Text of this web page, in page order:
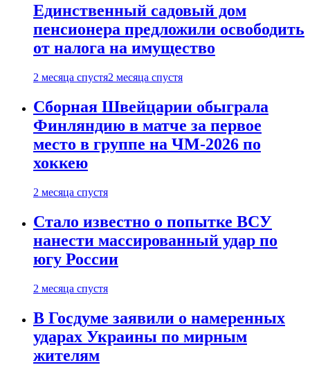
Единственный садовый дом
пенсионера предложили освободить
от налога на имущество
2 месяца спустя2 месяца спустя
Сборная Швейцарии обыграла
Финляндию в матче за первое
место в группе на ЧМ-2026 по
хоккею
2 месяца спустя
Стало известно о попытке ВСУ
нанести массированный удар по
югу России
2 месяца спустя
В Госдуме заявили о намеренных
ударах Украины по мирным
жителям